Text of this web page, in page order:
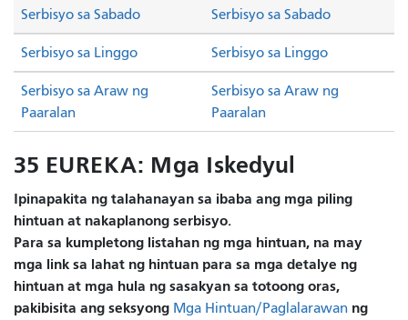
Serbisyo sa Sabado Serbisyo sa Sabado
Serbisyo sa Linggo Serbisyo sa Linggo
Serbisyo sa Araw ng
Paaralan
Serbisyo sa Araw ng
Paaralan
35 EUREKA: Mga Iskedyul
Ipinapakita ng talahanayan sa ibaba ang mga piling
hintuan at nakaplanong serbisyo.
Para sa kumpletong listahan ng mga hintuan, na may
mga link sa lahat ng hintuan para sa mga detalye ng
hintuan at mga hula ng sasakyan sa totoong oras,
pakibisita ang seksyong Mga Hintuan/Paglalarawan ng